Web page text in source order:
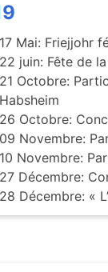
17 Mai: Friejjohr
22 juin: Fête de
21 Octobre:
Habsheim
26 Octobre:
09 Novembre:
10 Novembre:
27 Décembre:
28 Décembre: «